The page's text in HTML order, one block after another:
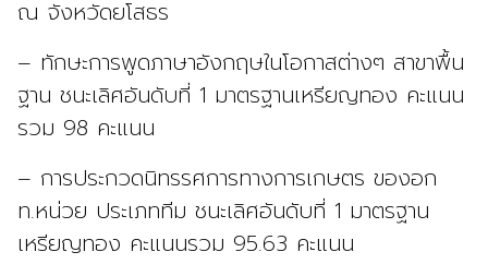
ณ จังหวัดยโสธร
– ทักษะการพูดภาษาอังกฤษในโอกาสต่างๆ สาขาพื้น
ฐาน ชนะเลิศอันดับที่ 1 มาตรฐานเหรียญทอง คะแนน
รวม 98 คะแนน
– การประกวดนิทรรศการทางการเกษตร ของอก
ท.หน่วย ประเภททีม ชนะเลิศอันดับที่ 1 มาตรฐาน
เหรียญทอง คะแนนรวม 95.63 คะแนน